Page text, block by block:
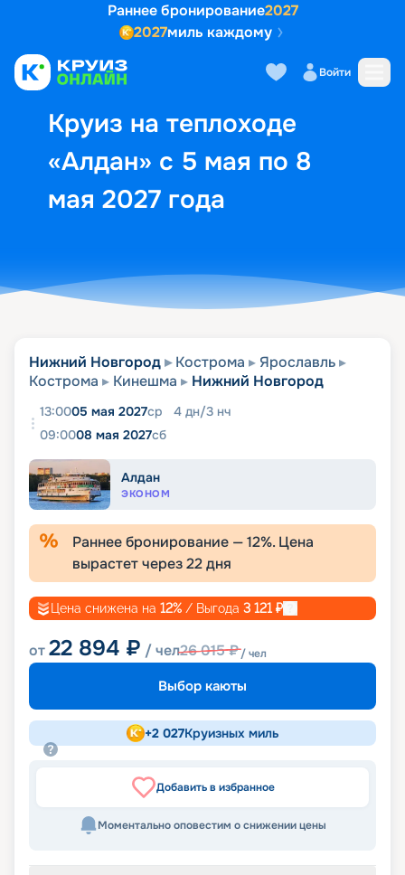
Раннее бронирование2027
2027миль каждому
Войти
Круиз на теплоходе
«Алдан» с 5 мая по 8
мая 2027 года
Выбор кают Маршрут и
Нижний Новгород Кострома
Ярославль
Кострома
Кинешма Нижний Новгород
13:0005 мая 2027ср 4 дн/3 нч
09:0008 мая 2027сб
Алдан
ЭКОНОМ
Раннее бронирование —12%. Цена
вырастет через22дня
Цена снижена на 12% / Выгода 3 121₽
от22 894 ₽ / чел26 015₽/ чел
Выбор каюты
+2 027Круизных миль
Добавить в избранное
Моментально оповестим о снижении цены